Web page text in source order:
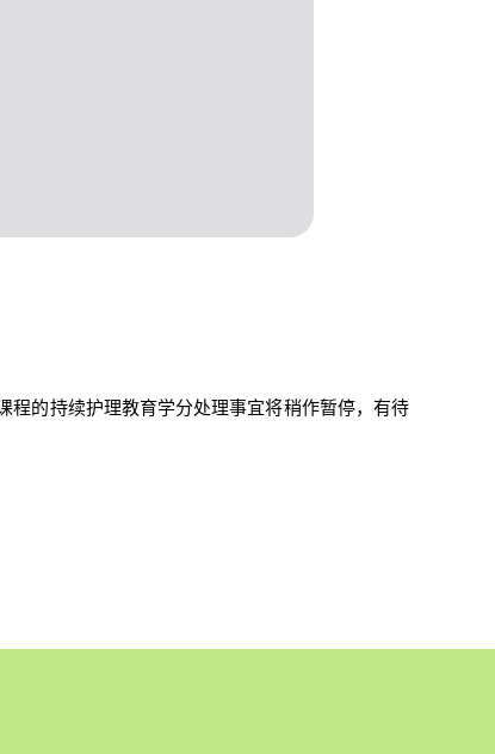
程的持续护理教育学分处理事宜将稍作暂停，有待